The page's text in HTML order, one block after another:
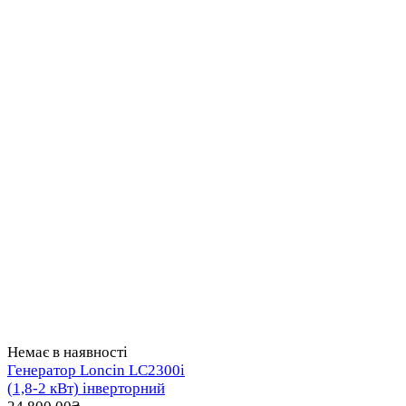
Немає в наявності
Генератор Loncin LC2300i
(1,8-2 кВт) інверторний